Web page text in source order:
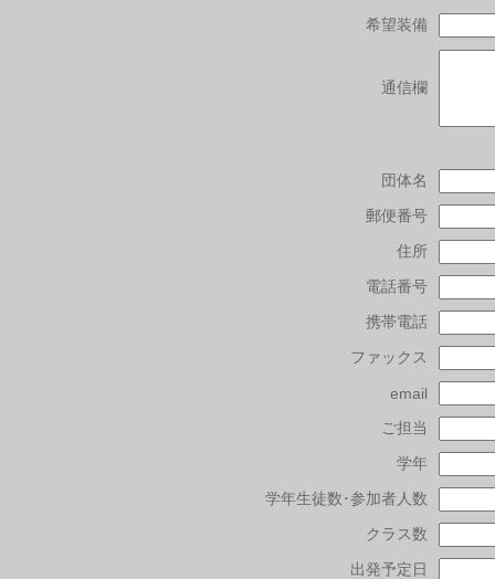
希望装備
通信欄
団体名
郵便番号
住所
電話番号
携帯電話
ファックス
email
ご担当
学年
学年生徒数･参加者人数
クラス数
出発予定日